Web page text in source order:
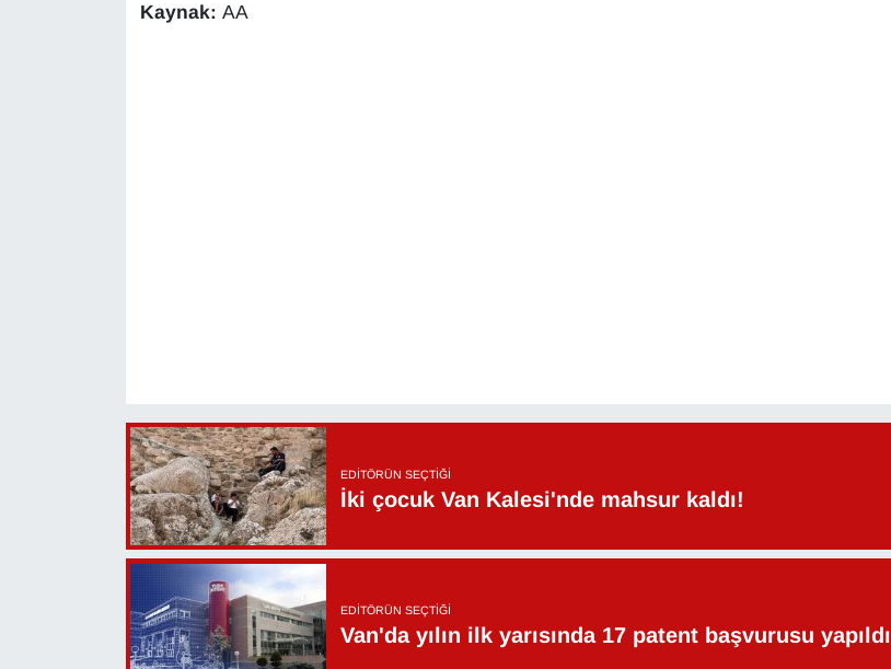
Kaynak: AA
EDITÖRÜN SEÇTIĞI
İki çocuk Van Kalesi'nde mahsur kaldı!
EDITÖRÜN SEÇTIĞI
Van'da yılın ilk yarısında 17 patent başvurusu yapıldı